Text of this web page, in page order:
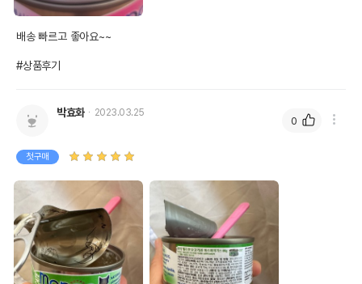
상세 정보
제품 타입 캔
* 해당 정보는 브랜드사 사정에 의해 일부 변경될 수 있습니다.
상품 필수 정보
품명 및 모델명 몬지 댈리켓 닭고기와 아스파라거스 80g
법에 의한 인증,허가 등을
받았음을 확인할수 있는
상세페이지 참조
배송 빠르고 좋아요~~
#상품후기
박효화 2023.03.25
첫구매
0